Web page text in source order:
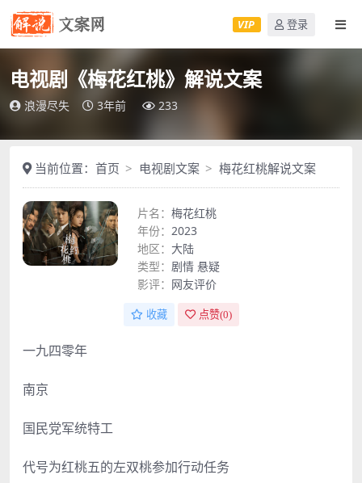
VIP 登录
电视剧《梅花红桃》解说文案
浪漫尽失 3年前 233
当前位置： 首页 电视剧文案 梅花红桃解说文案
片名： 梅花红桃
年份： 2023
地区： 大陆
类型： 剧情 悬疑
影评： 网友评价
收藏 点赞(0)
一九四零年
南京
国民党军统特工
代号为红桃五的左双桃参加行动任务